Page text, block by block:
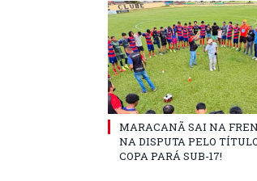
MARACANÃ SAI NA
NA DISPUTA PELO
COPA PARÁ SUB-17!